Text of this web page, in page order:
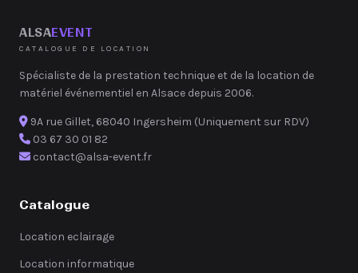
ALSAEVENT
CATALOGUE DE LOCATION
Spécialiste de la prestation technique et de la location de
matériel événementiel en Alsace depuis 2006.
9A rue Gillet, 68040 Ingersheim (Uniquement sur RDV)
03 67 30 01 82
contact@alsa-event.fr
Catalogue
Location eclairage
Location informatique